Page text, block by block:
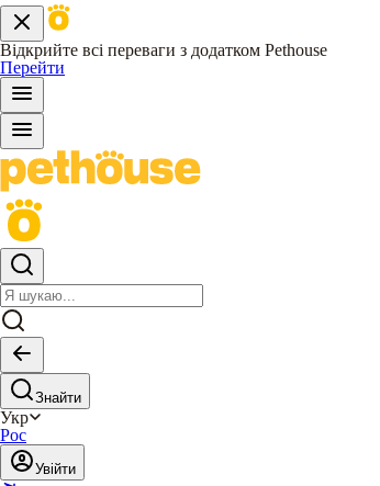
Відкрийте всі переваги з додатком Pethouse
Перейти
Знайти
Укр
Рос
Увійти